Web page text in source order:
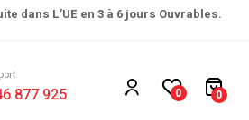
dans L’UE en 3 à 6 jours Ouvrables.
877 925 0 0